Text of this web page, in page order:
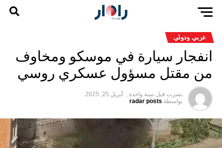
عربي ودولي
انفجار سيارة في موسكو ومخاوف
من مقتل مسؤول عسكري روسي
نشرت قبل سنة واحدة ,
أبريل 25, 2025
بواسطة radar posts